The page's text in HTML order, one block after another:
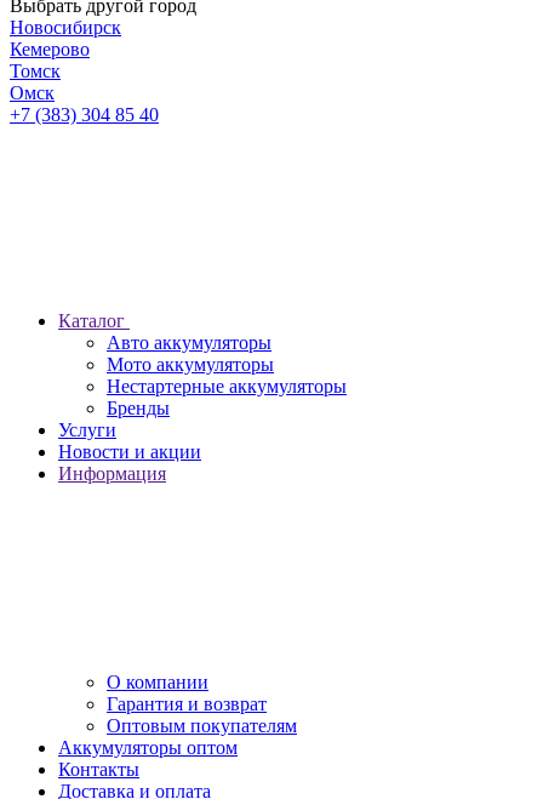
Выбрать другой город
Новосибирск
Кемерово
Томск
Омск
+7 (383) 304 85 40
Каталог
Авто аккумуляторы
Мото аккумуляторы
Нестартерные аккумуляторы
Бренды
Услуги
Новости и акции
Информация
О компании
Гарантия и возврат
Оптовым покупателям
Аккумуляторы оптом
Контакты
Доставка и оплата